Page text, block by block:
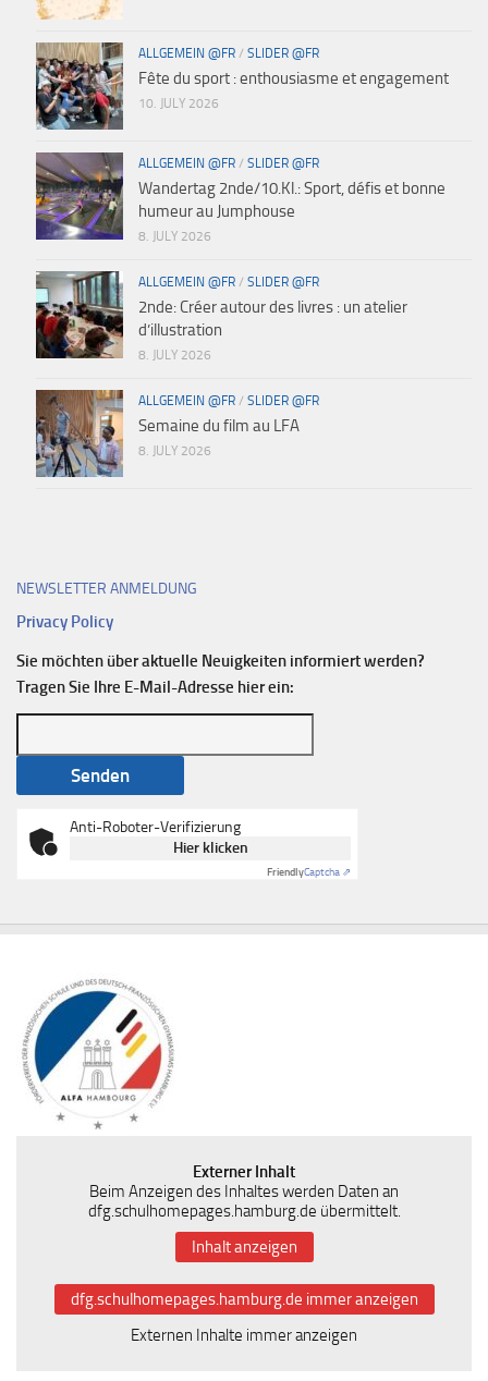
ALLGEMEIN @FR / SLIDER @FR
Fête du sport : enthousiasme et engagement
10. JULY 2026
ALLGEMEIN @FR / SLIDER @FR
Wandertag 2nde/10.Kl.: Sport, défis et bonne
humeur au Jumphouse
8. JULY 2026
ALLGEMEIN @FR / SLIDER @FR
2nde: Créer autour des livres : un atelier
d’illustration
8. JULY 2026
ALLGEMEIN @FR / SLIDER @FR
Semaine du film au LFA
8. JULY 2026
NEWSLETTER ANMELDUNG
Privacy Policy
Sie möchten über aktuelle Neuigkeiten informiert werden?
Tragen Sie Ihre E-Mail-Adresse hier ein:
Anti-Roboter-Verifizierung
Hier klicken
FriendlyCaptcha ⇗
Externer Inhalt
Beim Anzeigen des Inhaltes werden Daten an
dfg.schulhomepages.hamburg.de übermittelt.
Inhalt anzeigen
dfg.schulhomepages.hamburg.de immer anzeigen
Externen Inhalte immer anzeigen